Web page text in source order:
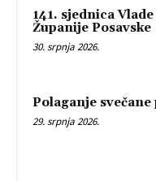
141. sjednica Vlade
Županije Posavske
30. srpnja 2026.
Polaganje
29. srpnja 2026.